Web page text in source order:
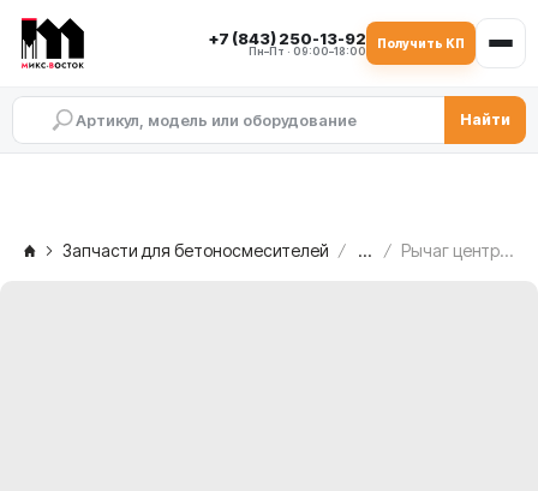
+7 (843) 250-13-92
Пн–Пт · 09:00–18:00
Получить КП
Найти
Запчасти для бетоносмесителей ... Рычаг центральный SIMEM MSO 1501, TAV.2/2